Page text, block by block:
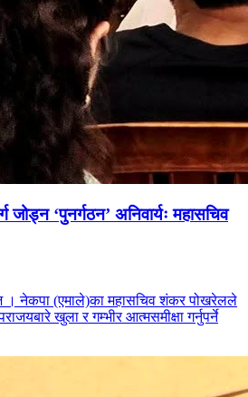
जोड्न ‘पुनर्गठन’ अनिवार्यः महासचिव
। नेकपा (एमाले)का महासचिव शंकर पोखरेलले
पराजयबारे खुला र गम्भीर आत्मसमीक्षा गर्नुपर्ने